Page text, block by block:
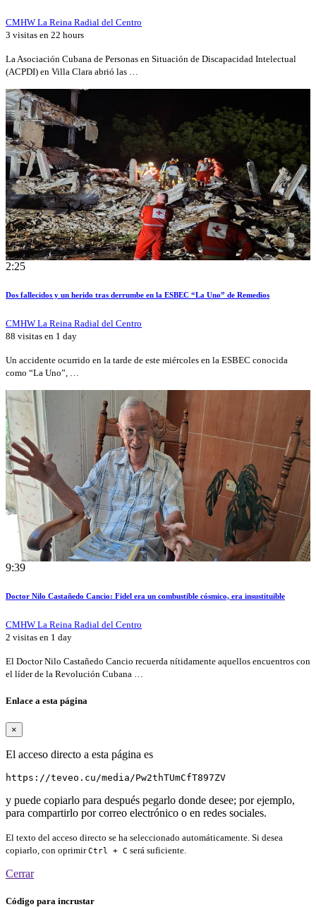
CMHW La Reina Radial del Centro
3 visitas en 22 hours
La Asociación Cubana de Personas en Situación de Discapacidad Intelectual
(ACPDI) en Villa Clara abrió las …
2:25
Dos fallecidos y un herido tras derrumbe en la ESBEC “La Uno” de Remedios
CMHW La Reina Radial del Centro
88 visitas en 1 day
Un accidente ocurrido en la tarde de este miércoles en la ESBEC conocida
como “La Uno”, …
9:39
Doctor Nilo Castañedo Cancio: Fidel era un combustible cósmico, era insustituible
CMHW La Reina Radial del Centro
2 visitas en 1 day
El Doctor Nilo Castañedo Cancio recuerda nítidamente aquellos encuentros con
el líder de la Revolución Cubana …
Enlace a esta página
×
El acceso directo a esta página es
https://teveo.cu/media/Pw2thTUmCfT897ZV
y puede copiarlo para después pegarlo donde desee; por ejemplo,
para compartirlo por correo electrónico o en redes sociales.
El texto del acceso directo se ha seleccionado automáticamente. Si desea
copiarlo, con oprimirCtrl + C será suficiente.
Cerrar
Código para incrustar